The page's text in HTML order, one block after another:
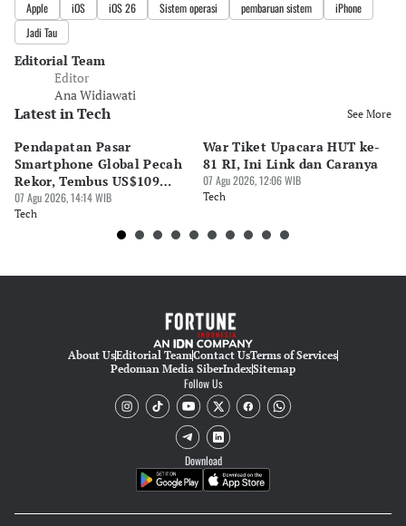
Apple iOS iOS 26 Sistem operasi pembaruan sistem
iPhone
Jadi Tau
Editorial Team
Editor
Ana Widiawati
Latest in Tech See More
Pendapatan Pasar
Smartphone Global Pecah
Rekor, Tembus US$109
Miliar
07 Agu 2026, 14:14 WIB
Tech
War Tiket Upacara HUT ke-
81 RI, Ini Link dan Caranya
07 Agu 2026, 12:06 WIB
Tech
About UsEditorial TeamContact UsTerms of Services
Pedoman Media SiberIndexSitemap
Follow Us
Download